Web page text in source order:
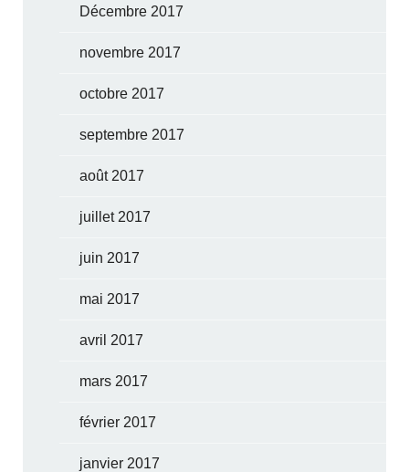
Décembre 2017
novembre 2017
octobre 2017
septembre 2017
août 2017
juillet 2017
juin 2017
mai 2017
avril 2017
mars 2017
février 2017
janvier 2017